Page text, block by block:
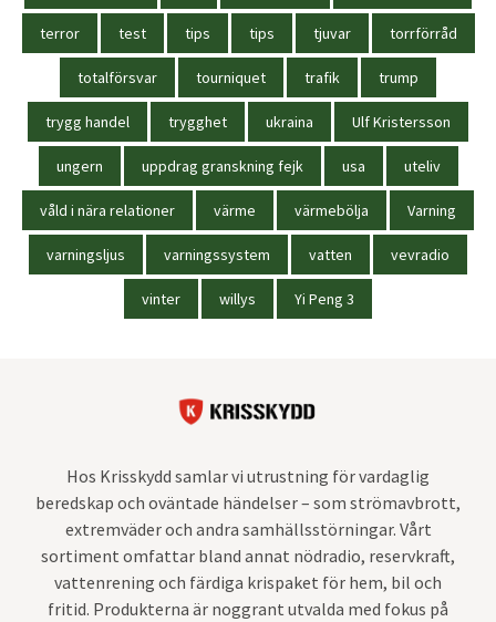
terror test tips tips tjuvar torrförråd
totalförsvar tourniquet trafik trump
trygg handel trygghet ukraina Ulf Kristersson
ungern uppdrag granskning fejk usa uteliv
våld i nära relationer värme värmebölja Varning
varningsljus varningssystem vatten vevradio
vinter willys Yi Peng 3
Hos Krisskydd samlar vi utrustning för vardaglig
beredskap och oväntade händelser – som strömavbrott,
extremväder och andra samhällsstörningar. Vårt
sortiment omfattar bland annat nödradio, reservkraft,
vattenrening och färdiga krispaket för hem, bil och
fritid. Produkterna är noggrant utvalda med fokus på